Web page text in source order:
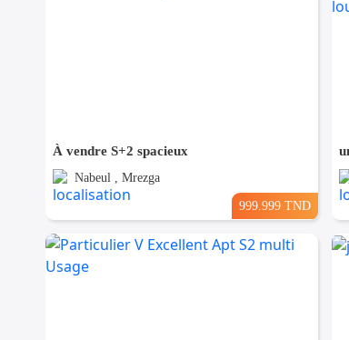
À vendre S+2 spacieux
Nabeul , Mrezga
999.999 TND